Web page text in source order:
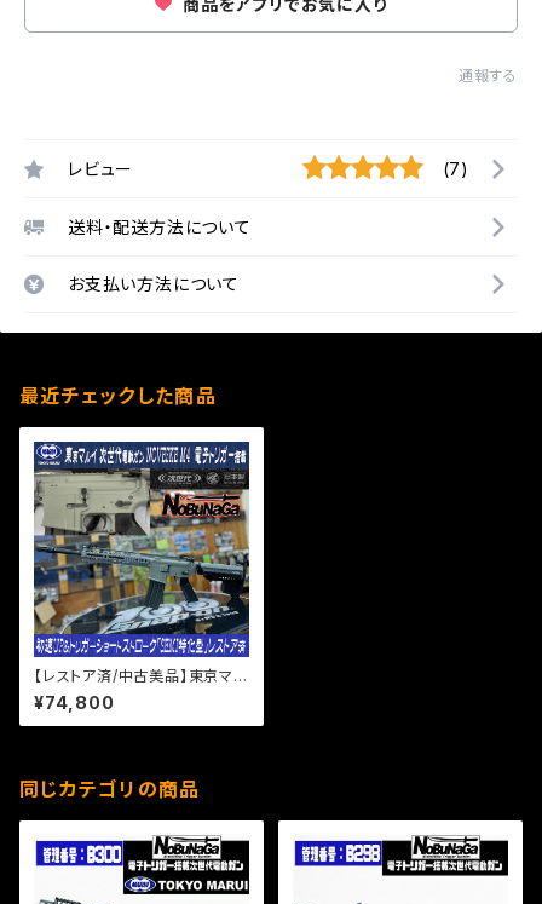
商品をアプリでお気に入り
通報する
レビュー (7)
送料・配送方法について
お支払い方法について
最近チェックした商品
【レストア済/中古美品】東京マル
イ 次世代M4電動ガン 電子トリ
ガー NOVESKE M4仕様 初
速UP＆各部最適化 トリガーシ
¥74,800
同じカテゴリの商品